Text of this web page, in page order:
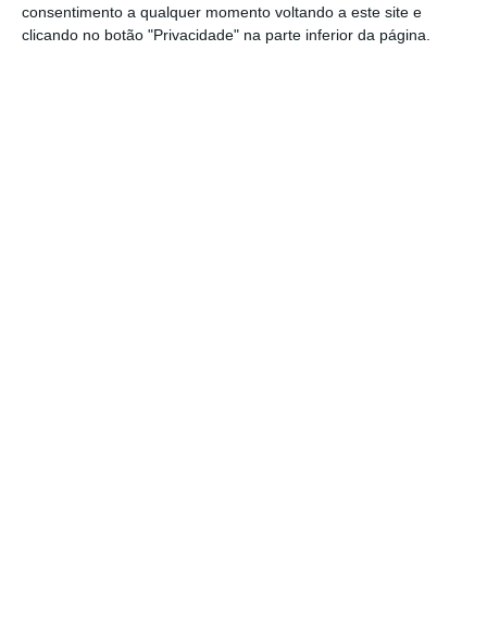
consentimento a qualquer momento voltando a este site e
clicando no botão "Privacidade" na parte inferior da página.
independentes, sendo apenas permitida a
entrega da declaração de imposto através da